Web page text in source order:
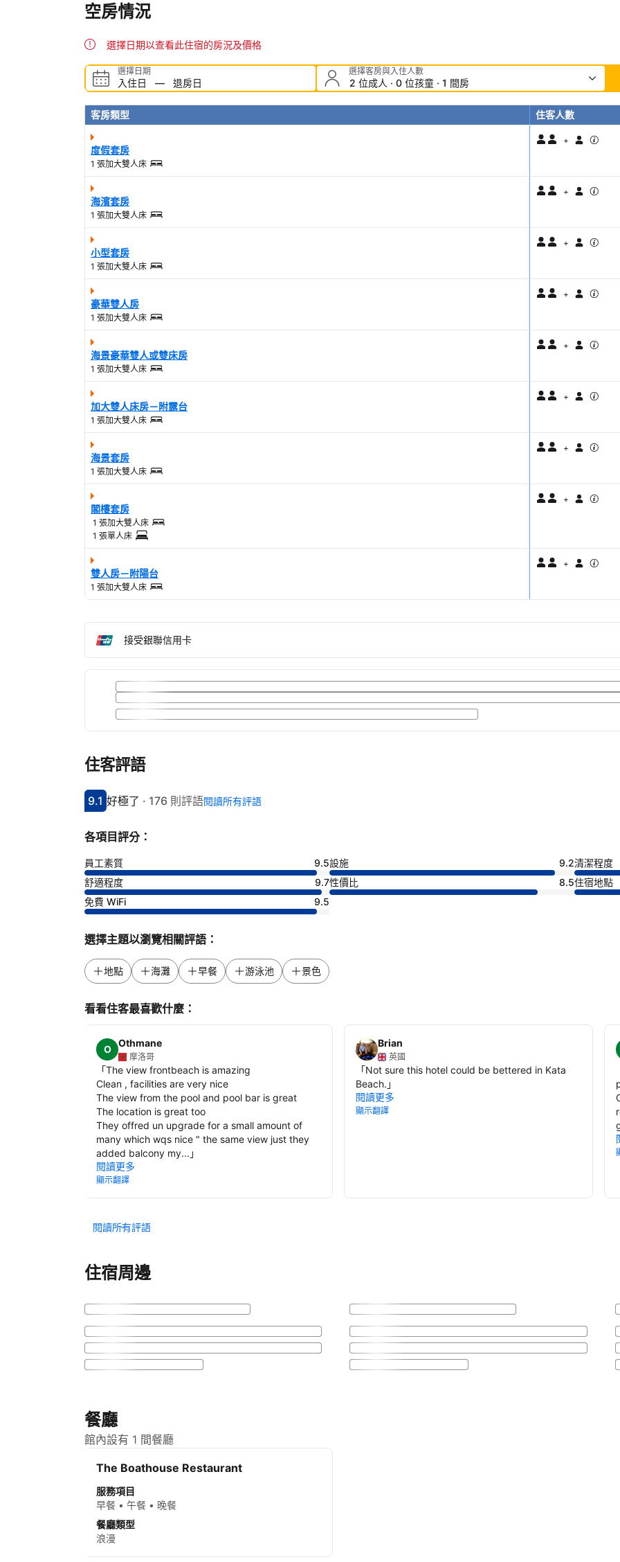
空房情況
選擇日期以查看此住宿的房況及價格
選擇日期
入住日 — 退房日
選擇客房與入住人數
2 位成人 · 0 位孩童 · 1 間房
客房類型 住客人數
度假套房
1 張加大雙人床
+
海濱套房
1 張加大雙人床
+
小型套房
1 張加大雙人床
+
豪華雙人房
1 張加大雙人床
+
海景豪華雙人或雙床房
1 張加大雙人床
+
加大雙人床房－附露台
1 張加大雙人床
+
海景套房
1 張加大雙人床
+
閣樓套房
1 張加大雙人床
1 張單人床
+
雙人房－附陽台
1 張加大雙人床
+
接受銀聯信用卡
住客評語
分數9.1分
9.1
評比好極了
好極了 · 176 則評語閱讀所有評語
各項目評分：
員工素質 9.5設施 9.2清潔程度
舒適程度
9.7性價比 8.5住宿地點
免費 WiFi
9.5
選擇主題以瀏覽相關評語：
地點 海灘 早餐 游泳池 景色
看看住客最喜歡什麼：
O
Othmane
摩洛哥
「The view frontbeach is amazing
Clean , facilities are very nice
The view from the pool and pool bar is great
The location is great too
They offred un upgrade for a small amount of
many which wqs nice " the same view just they
added balcony my... 」
閱讀更多
顯示翻譯
Brian
英國
「Not sure this hotel could be bettered in Kata
Beach. 」
閱讀更多
顯示翻譯
閱讀所有評語
住宿周邊
餐廳
館內設有 1 間餐廳
The Boathouse Restaurant
服務項目
早餐 • 午餐 • 晚餐
餐廳類型
浪漫